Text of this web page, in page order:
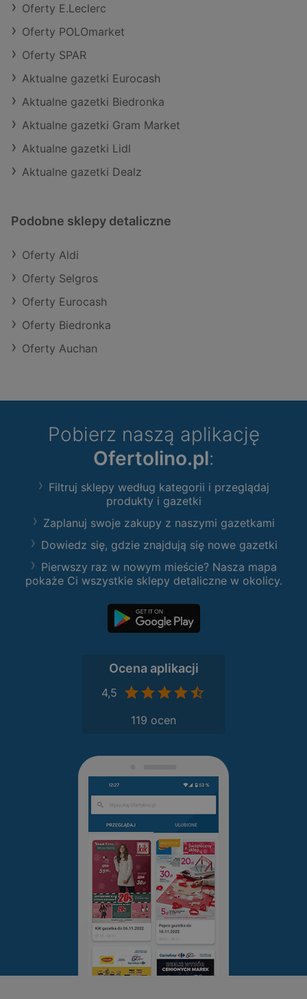
Oferty E.Leclerc
Oferty POLOmarket
Oferty SPAR
Aktualne gazetki Eurocash
Aktualne gazetki Biedronka
Aktualne gazetki Gram Market
Aktualne gazetki Lidl
Aktualne gazetki Dealz
Podobne sklepy detaliczne
Oferty Aldi
Oferty Selgros
Oferty Eurocash
Oferty Biedronka
Oferty Auchan
Pobierz naszą aplikację
Ofertolino.pl:
Filtruj sklepy według kategorii i przeglądaj
produkty i gazetki
Zaplanuj swoje zakupy z naszymi gazetkami
Dowiedz się, gdzie znajdują się nowe gazetki
Pierwszy raz w nowym mieście? Nasza mapa
pokaże Ci wszystkie sklepy detaliczne w okolicy.
Ocena aplikacji
4,5
119 ocen